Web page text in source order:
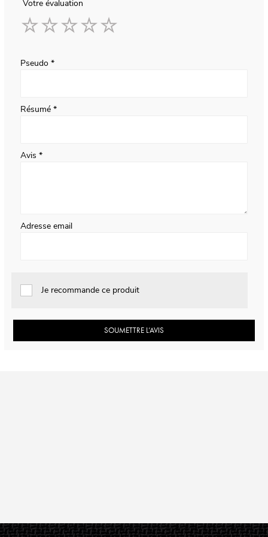
Votre évaluation
Pseudo
Résumé
Avis
Adresse email
Je recommande ce produit
SOUMETTRE L’AVIS